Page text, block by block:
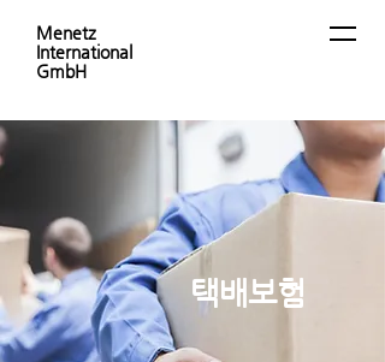
Menetz
International
GmbH
​택배보험